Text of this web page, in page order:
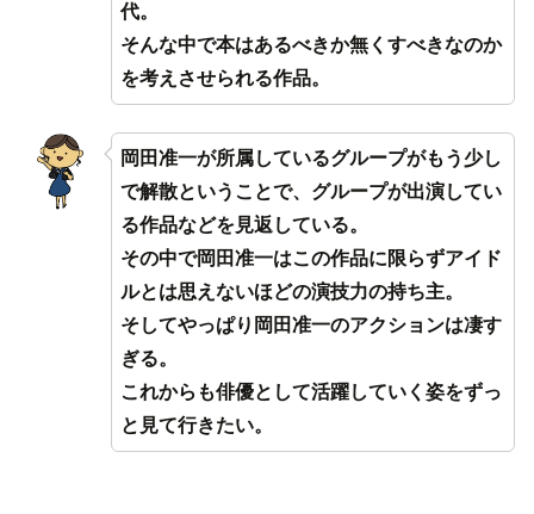
代。
そんな中で本はあるべきか無くすべきなのか
を考えさせられる作品。
岡田准一が所属しているグループがもう少し
で解散ということで、グループが出演してい
る作品などを見返している。
その中で岡田准一はこの作品に限らずアイド
ルとは思えないほどの演技力の持ち主。
そしてやっぱり岡田准一のアクションは凄す
ぎる。
これからも俳優として活躍していく姿をずっ
と見て行きたい。